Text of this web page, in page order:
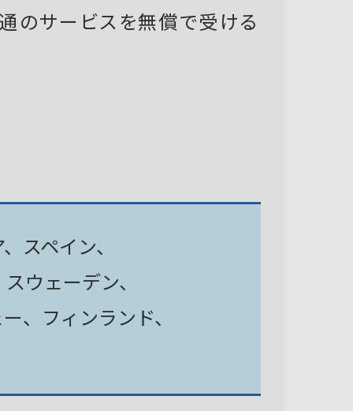
のサービスを無償で受ける
スペイン、
ウェーデン、
、フィンランド、